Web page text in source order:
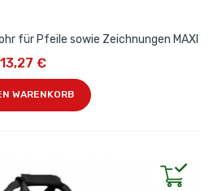
für Pfeile sowie Zeichnungen MAXI
13,27 €
WARENKORB